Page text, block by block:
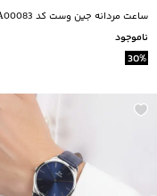
ساعت مردانه جین وست کد 44A00083
ناموجود
30%